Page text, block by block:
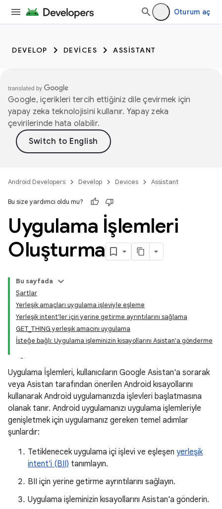
Oturum aç
DEVELOP DEVICES ASSISTANT
Google, içerikleri tercih ettiğiniz dile çevirmek için
yapay zeka teknolojisini kullanır. Yapay zeka
çevirilerinde hata olabilir.
Android Developers Develop Devices Assistant
Bu size yardımcı oldu mu?
Uygulama İşlemleri
Oluşturma
Bu sayfada
Şartlar
Yerleşik amaçları uygulama işleviyle eşleme
Yerleşik intent'ler için yerine getirme ayrıntılarını sağlama
GET_THING yerleşik amacını uygulama
İsteğe bağlı: Uygulama işleminizin kısayollarını Asistan'a gönderme
Uygulama İşlemleri, kullanıcıların Google Asistan'a sorarak
veya Asistan tarafından önerilen Android kısayollarını
kullanarak Android uygulamanızda işlevleri başlatmasına
olanak tanır. Android uygulamanızı uygulama işlemleriyle
genişletmek için uygulamanız gereken temel adımlar
şunlardır:
Tetiklenecek uygulama içi işlevi ve eşleşen yerleşik
intent'i (BII) tanımlayın.
BII için yerine getirme ayrıntılarını sağlayın.
Uygulama işleminizin kısayollarını Asistan'a gönderin.